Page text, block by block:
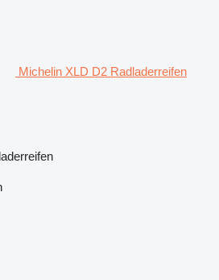
Michelin XLD D2 Radladerreifen